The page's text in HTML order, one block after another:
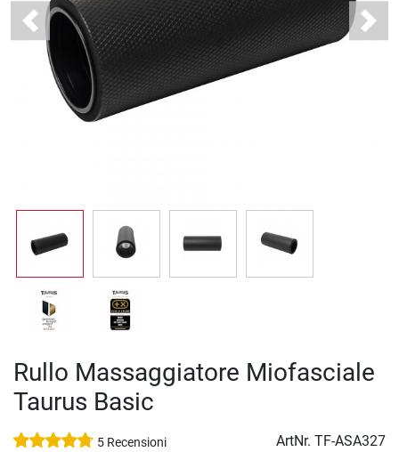
Previous Next
Rullo Massaggiatore Miofasciale
Taurus Basic
5 Recensioni ArtNr. TF-ASA327